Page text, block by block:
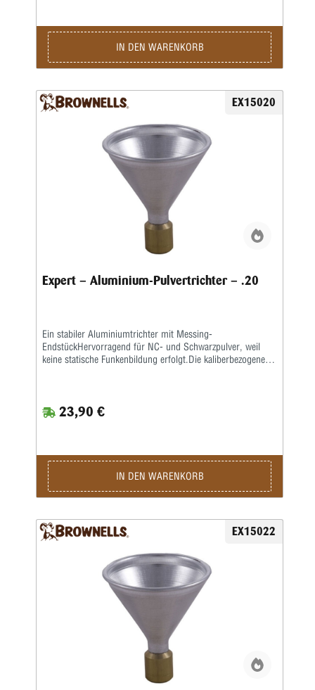
IN DEN WARENKORB
EX15020
Expert – Aluminium-Pulvertrichter – .20
Ein stabiler Aluminiumtrichter mit Messing-
EndstückHervorragend für NC- und Schwarzpulver, weil
keine statische Funkenbildung erfolgt.Die kaliberbezogenen
23,90 €
IN DEN WARENKORB
EX15022